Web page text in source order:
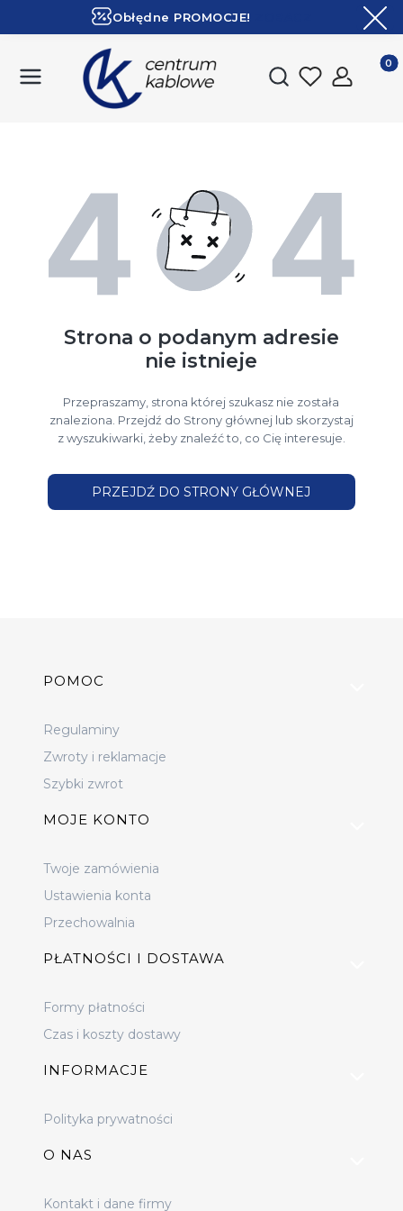
Obłędne PROMOCJE!
Otwórz
Strona o podanym adresie
nie istnieje
Przepraszamy, strona której szukasz nie została
znaleziona. Przejdź do Strony głównej lub skorzystaj
z wyszukiwarki, żeby znaleźć to, co Cię interesuje.
PRZEJDŹ DO STRONY GŁÓWNEJ
Linki w stopce
POMOC
Regulaminy
Zwroty i reklamacje
Szybki zwrot
MOJE KONTO
Twoje zamówienia
Ustawienia konta
Przechowalnia
PŁATNOŚCI I DOSTAWA
Formy płatności
Czas i koszty dostawy
INFORMACJE
Polityka prywatności
O NAS
Kontakt i dane firmy